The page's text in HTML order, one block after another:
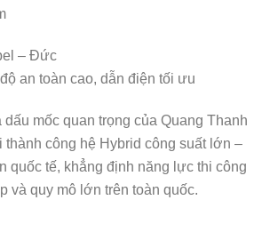
– Đức
an toàn cao, dẫn điện tối ưu
dấu mốc quan trọng của Quang Thanh
thành công hệ Hybrid công suất lớn –
quốc tế, khẳng định năng lực thi công
và quy mô lớn trên toàn quốc.